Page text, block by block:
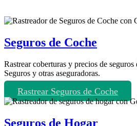
Seguros de Coche
Rastrear coberturas y precios de
Seguros y otras aseguradoras.
Rastrear Seguros de Coche
Seguros de Hogar